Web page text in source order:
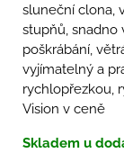
sluneční clona,
stupňů, snadno
poškrábání,
vyjímatelný a
rychlopřezkou,
Vision v ceně
Skladem u